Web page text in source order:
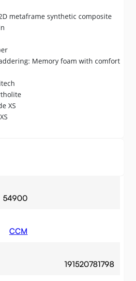
metaframe synthetic composite
Memory foam with comfort
XS
54900
CCM
191520781798